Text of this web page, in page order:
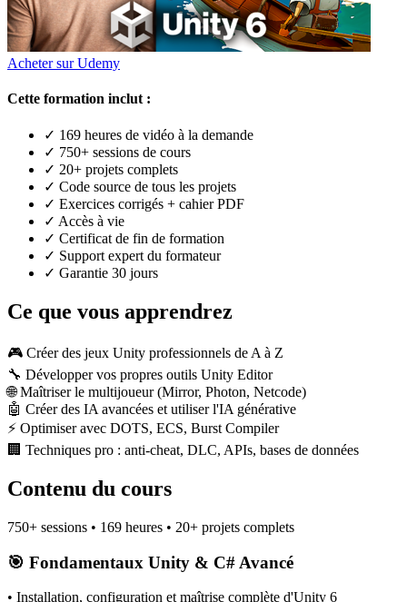
Acheter sur Udemy
Cette formation inclut :
✓ 169 heures de vidéo à la demande
✓ 750+ sessions de cours
✓ 20+ projets complets
✓ Code source de tous les projets
✓ Exercices corrigés + cahier PDF
✓ Accès à vie
✓ Certificat de fin de formation
✓ Support expert du formateur
✓ Garantie 30 jours
Ce que vous apprendrez
🎮 Créer des jeux Unity professionnels de A à Z
🔧 Développer vos propres outils Unity Editor
🌐 Maîtriser le multijoueur (Mirror, Photon, Netcode)
🤖 Créer des IA avancées et utiliser l'IA générative
⚡ Optimiser avec DOTS, ECS, Burst Compiler
🏢 Techniques pro : anti-cheat, DLC, APIs, bases de données
Contenu du cours
750+ sessions • 169 heures • 20+ projets complets
🎯 Fondamentaux Unity & C# Avancé
• Installation, configuration et maîtrise complète d'Unity 6